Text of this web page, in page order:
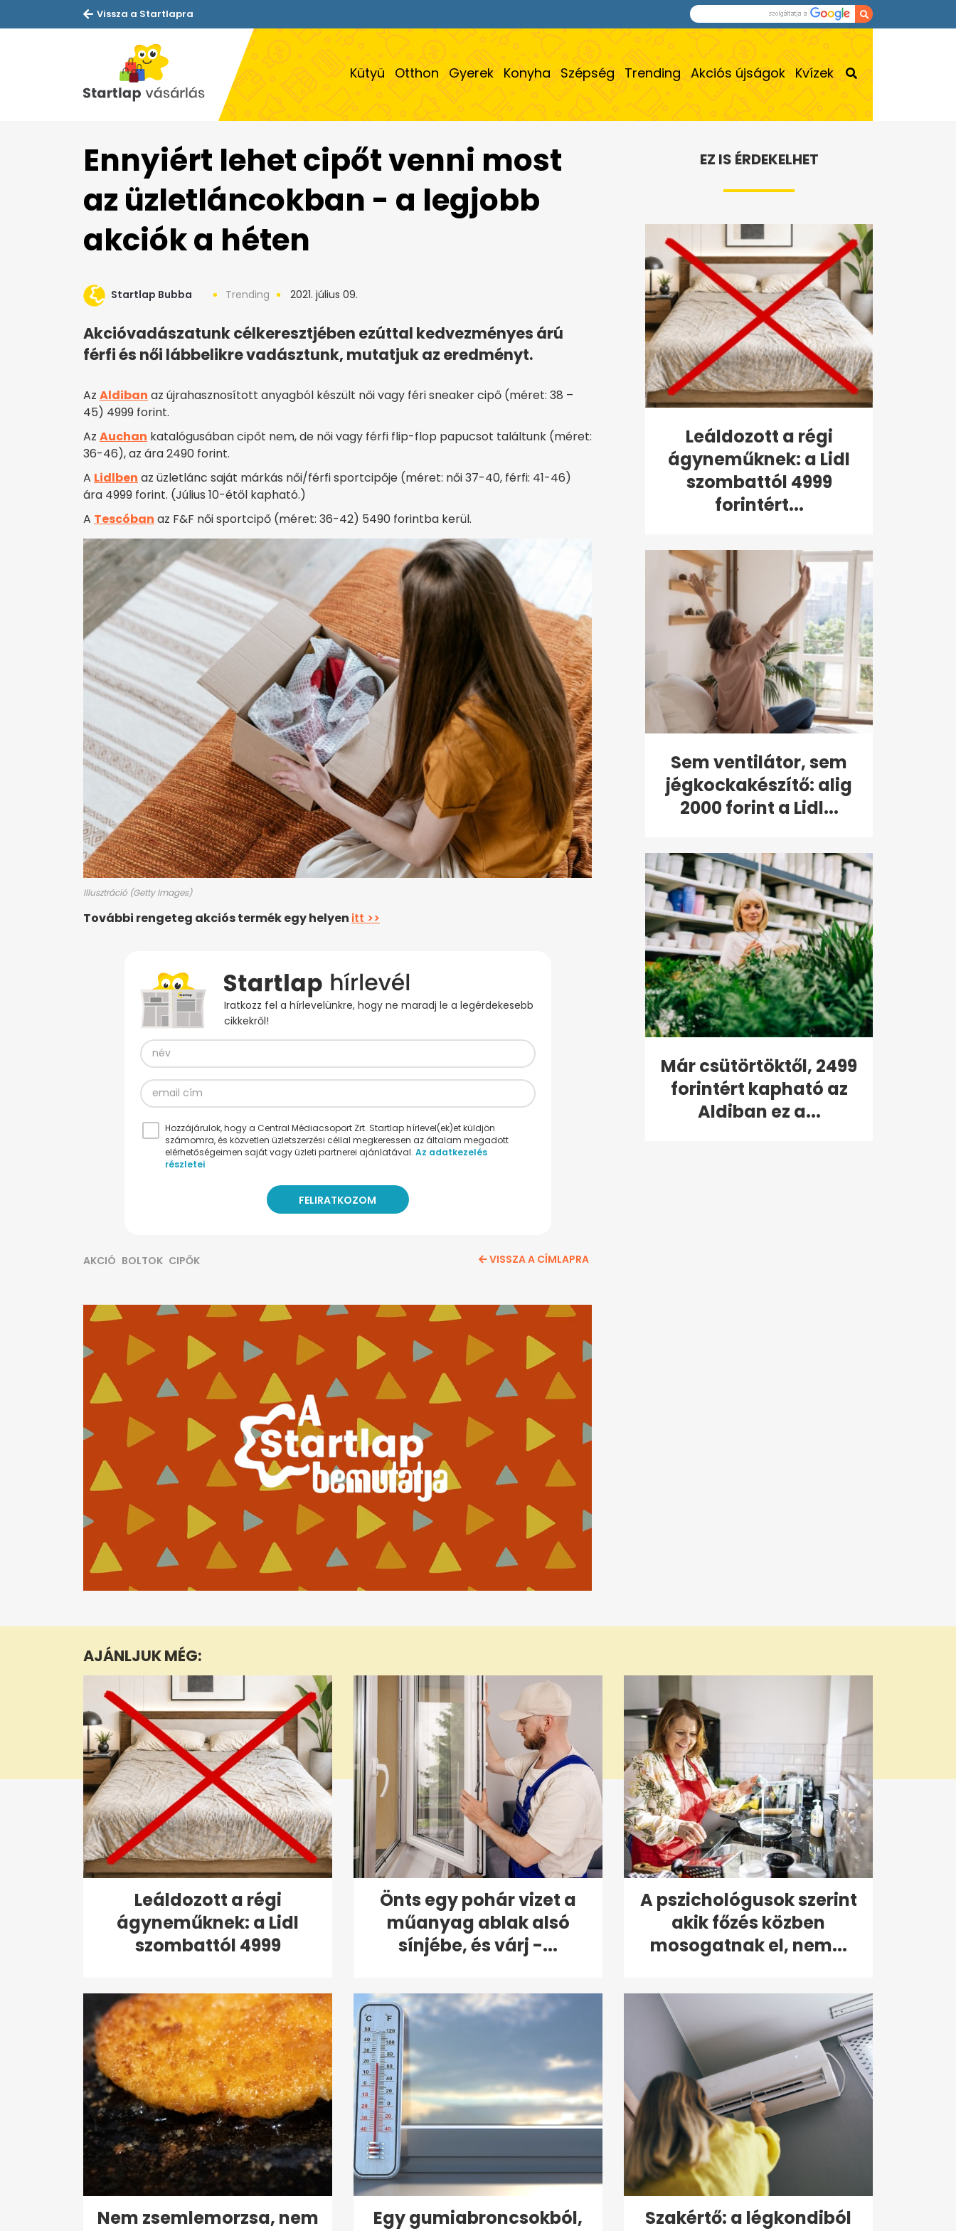
Vissza a Startlapra
Kütyü Otthon Gyerek Konyha Szépség Trending Akciós újságok Kvízek
Ennyiért lehet cipőt venni most
az üzletláncokban - a legjobb
akciók a héten
Startlap Bubba Trending 2021. július 09.
Akcióvadászatunk célkeresztjében ezúttal kedvezményes árú
férfi és női lábbelikre vadásztunk, mutatjuk az eredményt.
Az Aldiban az újrahasznosított anyagból készült női vagy féri sneaker cipő (méret: 38 –
45) 4999 forint.
Az Auchan katalógusában cipőt nem, de női vagy férfi flip-flop papucsot találtunk (méret:
36-46), az ára 2490 forint.
A Lidlben az üzletlánc saját márkás női/férfi sportcipője (méret: női 37-40, férfi: 41-46)
ára 4999 forint. (Július 10-étől kapható.)
A Tescóban az F&F női sportcipő (méret: 36-42) 5490 forintba kerül.
Illusztráció (Getty Images)
További rengeteg akciós termék egy helyen itt >>
Iratkozz fel a hírlevelünkre, hogy ne maradj le a legérdekesebb
cikkekről!
Hozzájárulok, hogy a Central Médiacsoport Zrt. Startlap hírlevel(ek)et küldjön
számomra, és közvetlen üzletszerzési céllal megkeressen az általam megadott
elérhetőségeimen saját vagy üzleti partnerei ajánlatával. Az adatkezelés
részletei
AKCIÓ BOLTOK CIPŐK VISSZA A CÍMLAPRA
6
43
secondsVolume
0%
EZ IS ÉRDEKELHET
Leáldozott a régi
ágyneműknek: a Lidl
szombattól 4999
forintért...
Sem ventilátor, sem
jégkockakészítő: alig
2000 forint a Lidl...
Már csütörtöktől, 2499
forintért kapható az
Aldiban ez a...
AJÁNLJUK MÉG:
Leáldozott a régi
ágyneműknek: a Lidl
szombattól 4999
Önts egy pohár vizet a
műanyag ablak alsó
sínjébe, és várj -...
A pszichológusok szerint
akik főzés közben
mosogatnak el, nem...
Nem zsemlemorzsa, nem
Egy gumiabroncsokból,
Szakértő: a légkondiból